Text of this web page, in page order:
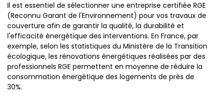
Il est essentiel de sélectionner une entreprise certifiée RGE
(Reconnu Garant de l'Environnement) pour vos travaux de
couverture afin de garantir la qualité, la durabilité et
l'efficacité énergétique des interventions. En France, par
exemple, selon les statistiques du Ministère de la Transition
écologique, les rénovations énergétiques réalisées par des
professionnels RGE permettent en moyenne de réduire la
consommation énergétique des logements de près de
30%.